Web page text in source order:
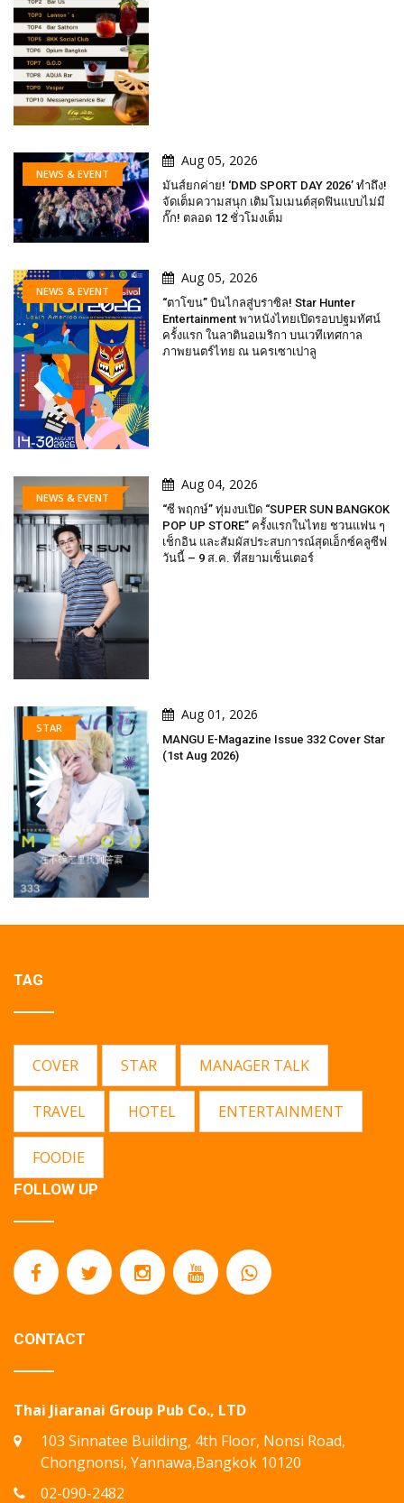
NEWS & EVENT
Aug 05, 2026
มันส์ยกค่าย! ‘DMD SPORT DAY 2026’ ทำถึง!
จัดเต็มความสนุก เติมโมเมนต์สุดฟินแบบไม่มี
กั๊ก! ตลอด 12 ชั่วโมงเต็ม
NEWS & EVENT
Aug 05, 2026
“ตาโขน” บินไกลสู่บราซิล! Star Hunter
Entertainment พาหนังไทยเปิดรอบปฐมทัศน์
ครั้งแรก ในลาตินอเมริกา บนเวทีเทศกาล
ภาพยนตร์ไทย ณ นครเซาเปาลู
NEWS & EVENT
Aug 04, 2026
“ซี พฤกษ์” ทุ่มงบเปิด “SUPER SUN BANGKOK
POP UP STORE” ครั้งแรกในไทย ชวนแฟน ๆ
เช็กอิน และสัมผัสประสบการณ์สุดเอ็กซ์คลูซีฟ
วันนี้ – 9 ส.ค. ที่สยามเซ็นเตอร์
STAR
Aug 01, 2026
MANGU E-Magazine Issue 332 Cover Star
(1st Aug 2026)
TAG
COVER STAR MANAGER TALK
TRAVEL HOTEL ENTERTAINMENT
FOODIE
FOLLOW UP
CONTACT
Thai Jiaranai Group Pub Co., LTD
103 Sinnatee Building, 4th Floor, Nonsi Road,
Chongnonsi, Yannawa,Bangkok 10120
02-090-2482